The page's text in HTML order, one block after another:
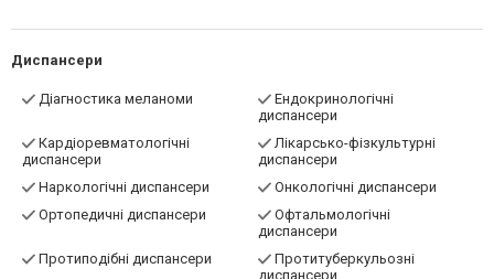
безплідності
Диспансери
Діагностика меланоми
Ендокринологічні
диспансери
Кардіоревматологічні
диспансери
Лікарсько-фізкультурні
диспансери
Наркологічні диспансери
Онкологічні диспансери
Ортопедичні диспансери
Офтальмологічні
диспансери